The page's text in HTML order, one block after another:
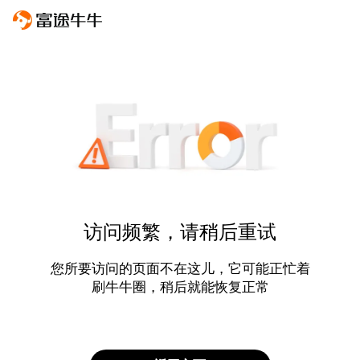
访问频繁，请稍后重试
您所要访问的页面不在这儿，它可能正忙着
刷牛牛圈，稍后就能恢复正常